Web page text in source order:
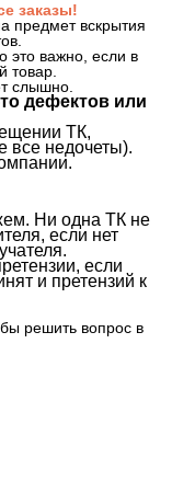
заказы!
предмет вскрытия
это важно, если в
товар.
слышно.
дефектов или
ТК,
все недочеты).
Ни одна ТК не
если нет
если
и претензий к
решить вопрос в